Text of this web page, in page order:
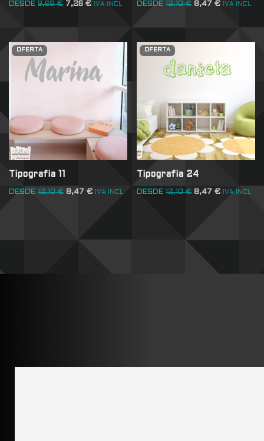
DESDE 9,68€ 7,26 € IVA INCL DESDE 12,10€ 8,47€ IVA INCL
OFERTA
Tipografia 11
DESDE 12,10€ 8,47 € IVA INCL
OFERTA
Tipografia 24
DESDE 12,10€ 8,47€ IVA INCL